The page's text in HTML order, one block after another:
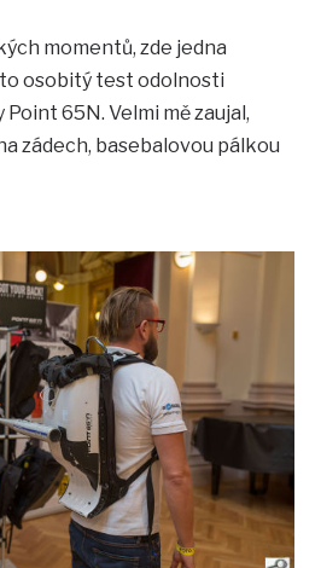
momentů, zde jedna
to osobitý test odolnosti
65N. Velmi mě zaujal,
zádech, basebalovou pálkou